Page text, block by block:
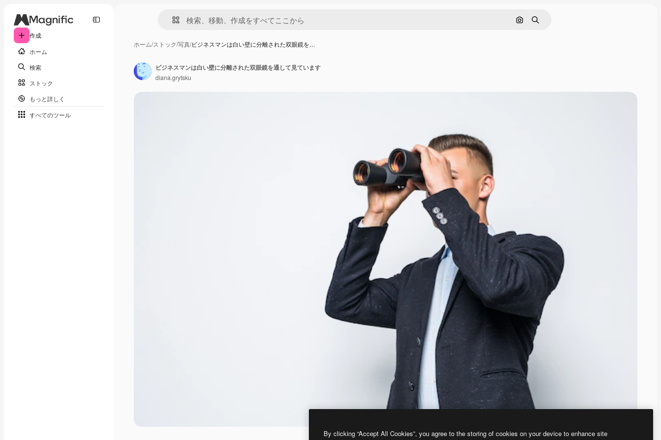
作成
ホーム
検索
ストック
もっと詳しく
すべてのツール
画像で検索
検索
ホーム/ストック/写真/ビジネスマンは白い壁に分離された双眼鏡を…
ビジネスマンは白い壁に分離された双眼鏡を通して見ています
diana.grytsku
By clicking “Accept All Cookies”, you agree to the storing of cookies on your device to enhance site